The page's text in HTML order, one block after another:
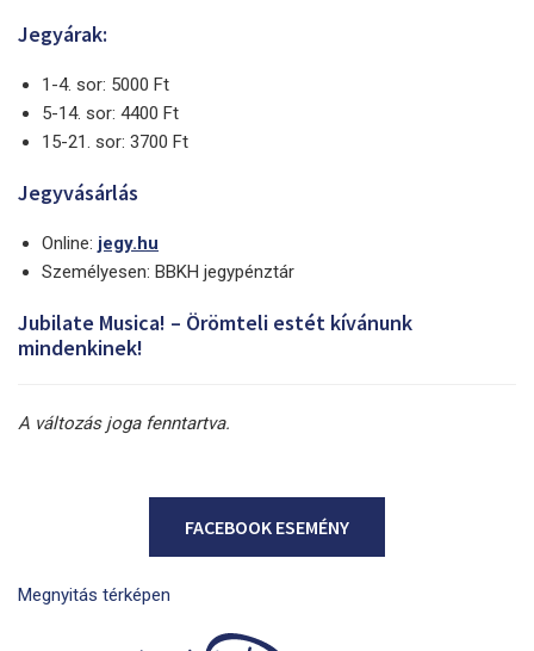
Jegyárak:
1-4. sor: 5000 Ft
5-14. sor: 4400 Ft
15-21. sor: 3700 Ft
Jegyvásárlás
Online: jegy.hu
Személyesen: BBKH jegypénztár
Jubilate Musica! – Örömteli estét kívánunk
mindenkinek!
A változás joga fenntartva.
FACEBOOK ESEMÉNY
Megnyitás térképen